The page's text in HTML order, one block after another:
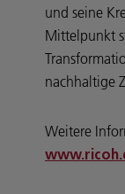
und seine
Mittelpunkt
nachhaltige
Weitere